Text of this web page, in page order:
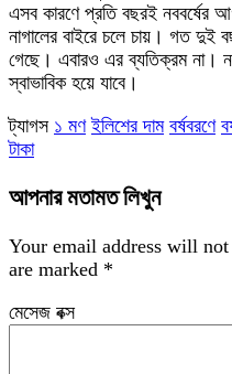
এসব কারণে প্রতি বছরই নববর্ষের
নাগালের বাইরে চলে চায়। গত দুই
গেছে। এবারও এর ব্যতিক্রম না।
স্বাভাবিক হয়ে যাবে।
ট্যাগস ১ মণ ইলিশের দাম বর্ষবরণে
টাকা
আপনার মতামত লিখুন
Your email address will
are marked *
মেসেজ বক্স